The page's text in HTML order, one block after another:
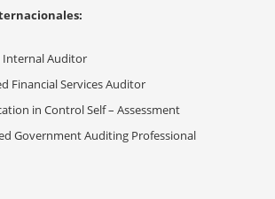
Internal Auditor
Financial Services Auditor
in Control Self – Assessment
Government Auditing Professional